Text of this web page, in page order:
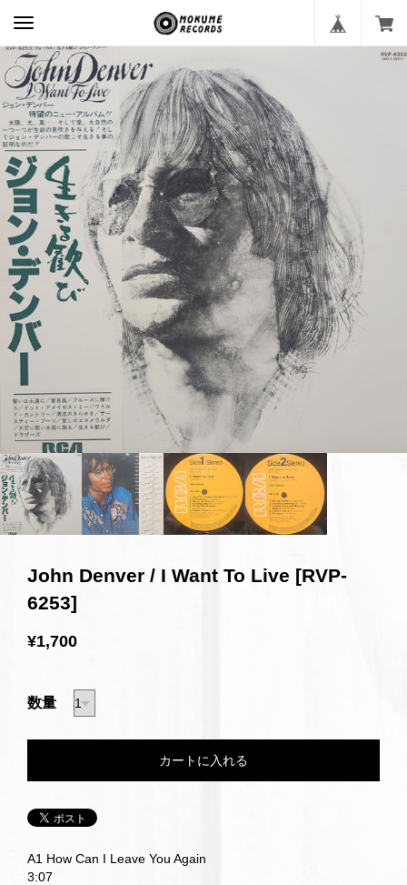
John Denver / I Want To Live [RVP-
6253]
¥1,700
数量
A1 How Can I Leave You Again
3:07